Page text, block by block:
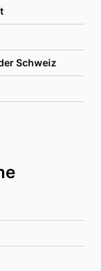
Schweiz